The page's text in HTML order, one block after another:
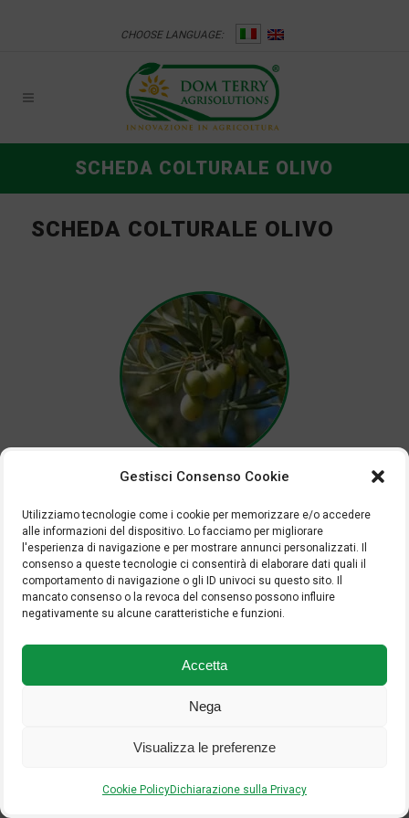
Gestisci Consenso Cookie
Utilizziamo tecnologie come i cookie per memorizzare e/o accedere
alle informazioni del dispositivo. Lo facciamo per migliorare
l'esperienza di navigazione e per mostrare annunci personalizzati. Il
consenso a queste tecnologie ci consentirà di elaborare dati quali il
comportamento di navigazione o gli ID univoci su questo sito. Il
mancato consenso o la revoca del consenso possono influire
negativamente su alcune caratteristiche e funzioni.
Accetta
Nega
Visualizza le preferenze
Cookie PolicyDichiarazione sulla Privacy
CHOOSE LANGUAGE:
SCHEDA COLTURALE OLIVO
SCHEDA COLTURALE OLIVO
SCARICA LA SCHEDA
Torna alle schede colturali